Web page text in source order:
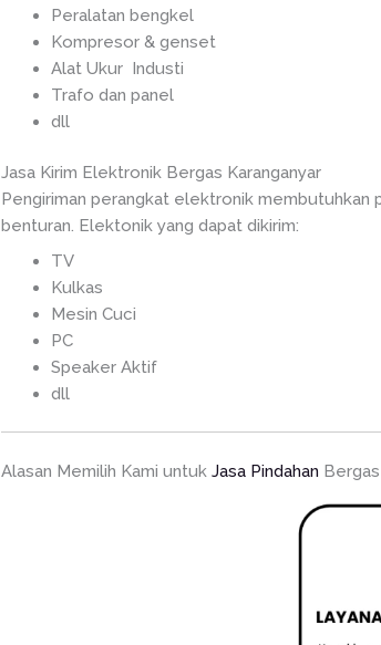
Peralatan bengkel
Kompresor & genset
Alat Ukur Industi
Trafo dan panel
dll
Jasa Kirim Elektronik Bergas Karanganyar
Pengiriman perangkat elektronik membutuhkan
benturan. Elektonik yang dapat dikirim:
TV
Kulkas
Mesin Cuci
PC
Speaker Aktif
dll
Alasan Memilih Kami untukJasa Pindahan